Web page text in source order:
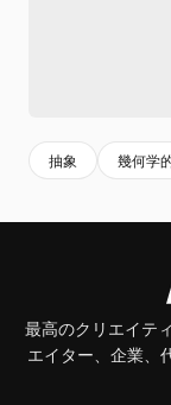
抽象 幾何学
最高のクリエイテ
エイター、企業、